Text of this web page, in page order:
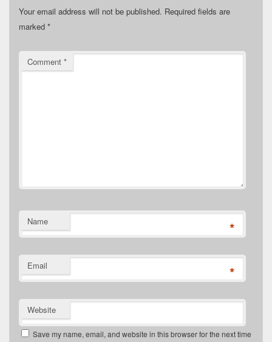
Your email address will not be published. Required fields are
marked *
Comment *
Name *
Email *
Website
Save my name, email, and website in this browser for the next time